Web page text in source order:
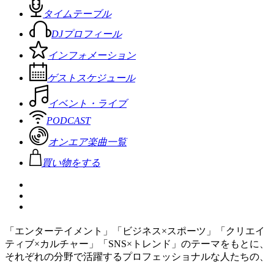
タイムテーブル
DJプロフィール
インフォメーション
ゲストスケジュール
イベント・ライブ
PODCAST
オンエア楽曲一覧
買い物をする
「エンターテイメント」「ビジネス×スポーツ」「クリエイ
ティブ×カルチャー」「SNS×トレンド」のテーマをもとに、
それぞれの分野で活躍するプロフェッショナルな人たちの、